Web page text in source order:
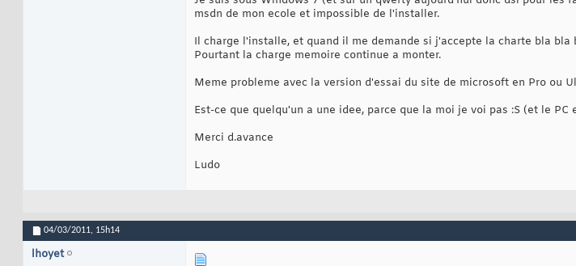
msdn de mon ecole et impossible de l'installer.
Il charge l'installe, et quand il me demande si j'accepte la charte bla
Pourtant la charge memoire continue a monter.
Meme probleme avec la version d'essai du site de microsoft en Pro ou
Est-ce que quelqu'un a une idee, parce que la moi je voi pas :S (et le
Merci d.avance
Ludo
04/03/2011, 15h14
lhoyet